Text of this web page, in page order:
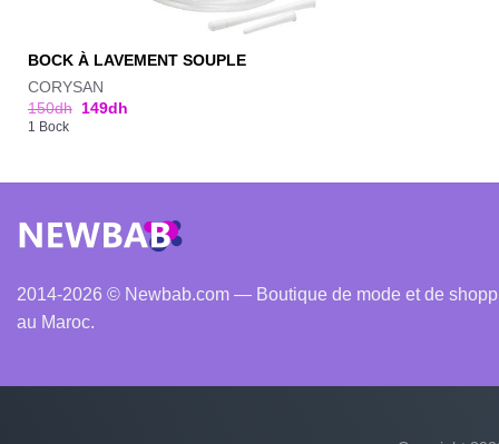
BOCK À LAVEMENT SOUPLE
CORYSAN
150dh 149dh
1 Bock
2014-2026 © Newbab.com — Boutique de mode et de
au Maroc.